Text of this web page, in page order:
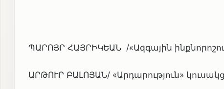
ՊԱՐՈՅՐ ՀԱՅՐԻԿԵԱՆ /«Ազգային
ԱՐԹՈՒՐ ԲԱԼՈՅԱՆ/ «Արդարություն»